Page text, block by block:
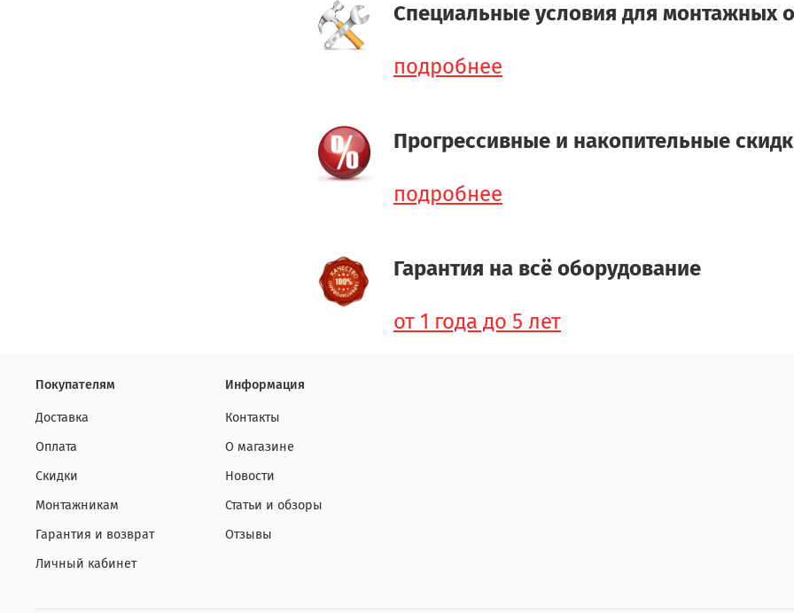
Специальные условия для монтажных
подробнее
Прогрессивные и накопительные
подробнее
Гарантия на всё оборудование
от 1 года до 5 лет
Покупателям
Доставка
Оплата
Скидки
Монтажникам
Гарантия и возврат
Личный кабинет
Информация
Контакты
О магазине
Новости
Статьи и обзоры
Отзывы